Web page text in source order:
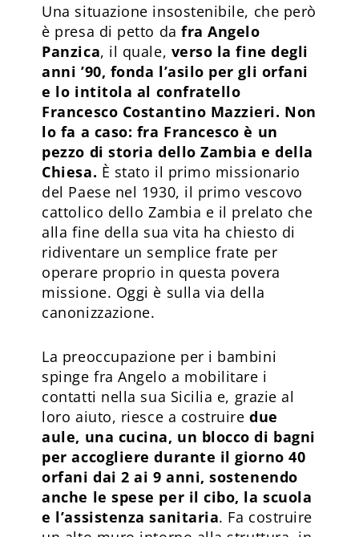
Una situazione insostenibile, che però
è presa di petto dafra Angelo
Panzica, il quale, verso la fine degli
anni ’90, fonda l’asilo per gli orfani
e lo intitola al confratello
Francesco Costantino Mazzieri. Non
lo fa a caso: fra Francesco è un
pezzo di storia dello Zambia e della
Chiesa. È stato il primo missionario
del Paese nel 1930, il primo vescovo
cattolico dello Zambia e il prelato che
alla fine della sua vita ha chiesto di
ridiventare un semplice frate per
operare proprio in questa povera
missione. Oggi è sulla via della
canonizzazione.
La preoccupazione per i bambini
spinge fra Angelo a mobilitare i
contatti nella sua Sicilia e, grazie al
loro aiuto, riesce a costruiredue
aule, una cucina, un blocco di bagni
per accogliere durante il giorno 40
orfani dai 2 ai 9 anni, sostenendo
anche le spese per il cibo, la scuola
e l’assistenza sanitaria. Fa costruire